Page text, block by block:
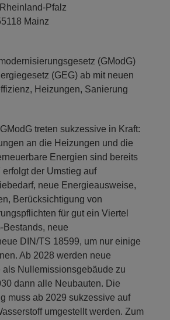
Pfalz
Mainz
(GModG)
(GEG) ab mit neuen
Heizungen, Sanierung
treten sukzessive in Kraft:
an die Heizungen und die
Energien sind bereits
erfolgt der Umstieg auf
neue Energieausweise,
Berücksichtigung von
für gut ein Viertel
Bestands, neue
DIN/TS 18599, um nur einige
Ab 2028 werden neue
als Nullemissionsgebäude zu
dann alle Neubauten. Die
muss ab 2029 sukzessive auf
umgestellt werden. Zum